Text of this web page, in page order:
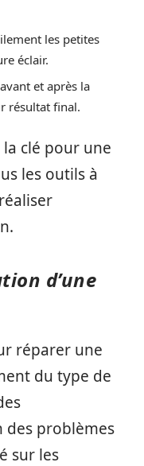
les petites
éclair.
et après la
résultat final.
clé pour une
les outils à
d’une
réparer une
du type de
des problèmes
sur les